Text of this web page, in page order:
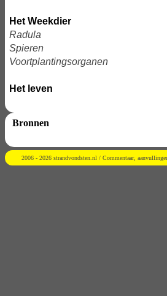
Het Weekdier
Radula
Spieren
Voortplantingsorganen
Het leven
Bronnen
2006 - 2026 strandvondsten.nl / Commentaar,